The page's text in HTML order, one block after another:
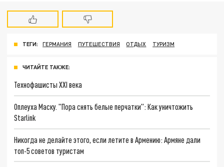
ТЕГИ: ГЕРМАНИЯ ПУТЕШЕСТВИЯ ОТДЫХ ТУРИЗМ
ЧИТАЙТЕ ТАКЖЕ:
Технофашисты XXI века
Оплеуха Маску. "Пора снять белые перчатки": Как уничтожить
Starlink
Никогда не делайте этого, если летите в Армению: Армяне дали
топ-5 советов туристам